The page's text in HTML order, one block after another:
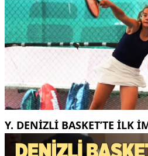
Y. DENIZLI BASKET’TE ILK